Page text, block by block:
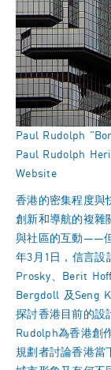
Paul Rudolph
Paul Rudolph
Website
香港的密集程度與
創新和導航的複雜
與社區的互動——
年3月1日，信言設
Prosky、Berit
Bergdoll 及Seng
探討香港目前的設
Rudolph為香港創
規劃者討論香港當